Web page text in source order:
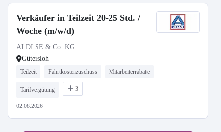
Verkäufer in Teilzeit 20-25 Std. /
Woche (m/w/d)
ALDI SE & Co. KG
Gütersloh
Teilzeit Fahrtkostenzuschuss Mitarbeiterrabatte
Tarifvergütung 3
02.08.2026